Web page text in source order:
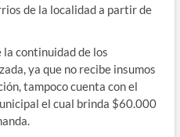
de la localidad a partir de
continuidad de los
ya que no recibe insumos
tampoco cuenta con el
el cual brinda $60.000